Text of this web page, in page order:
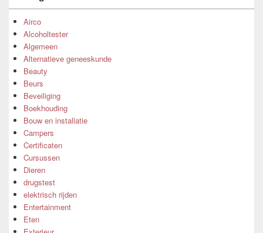
Airco
Alcoholtester
Algemeen
Alternatieve geneeskunde
Beauty
Beurs
Beveiliging
Boekhouding
Bouw en installatie
Campers
Certificaten
Cursussen
Dieren
drugstest
elektrisch rijden
Entertainment
Eten